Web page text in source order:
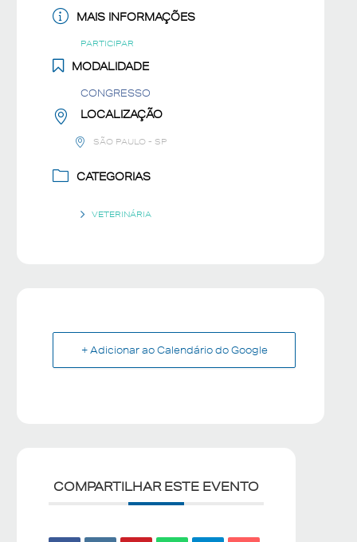
MAIS INFORMAÇÕES
PARTICIPAR
MODALIDADE
CONGRESSO
LOCALIZAÇÃO
SÃO PAULO - SP
CATEGORIAS
VETERINÁRIA
+ Adicionar ao Calendário do Google
COMPARTILHAR ESTE EVENTO